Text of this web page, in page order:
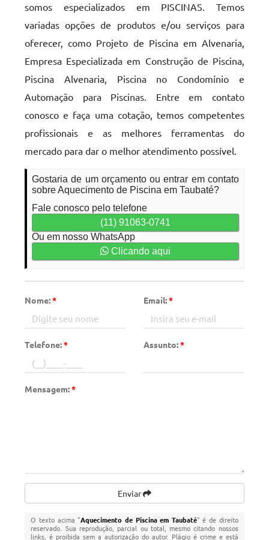
somos especializados em PISCINAS. Temos
variadas opções de produtos e/ou serviços para
oferecer, como Projeto de Piscina em Alvenaria,
Empresa Especializada em Construção de Piscina,
Piscina Alvenaria, Piscina no Condomínio e
Automação para Piscinas. Entre em contato
conosco e faça uma cotação, temos competentes
profissionais e as melhores ferramentas do
mercado para dar o melhor atendimento possível.
Gostaria de um orçamento ou entrar em contato
sobre Aquecimento de Piscina em Taubaté?
Fale conosco pelo telefone
(11) 91063-0741
Ou em nosso WhatsApp
Clicando aqui
Nome:* Email:*
Telefone:* Assunto:*
Mensagem:*
Enviar
O texto acima "Aquecimento de Piscina em Taubaté" é de direito
reservado. Sua reprodução, parcial ou total, mesmo citando nossos
links, é proibida sem a autorização do autor. Plágio é crime e está